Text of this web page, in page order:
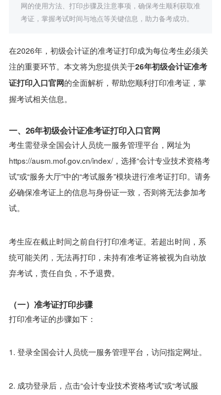
网的使用方法、打印步骤及注意事项，确保考生顺利获取准
考证，掌握考试时间与地点等关键信息，助力备考成功。
在2026年，初级会计证的准考证打印成为每位考生必须关
注的重要环节。本文将为您提供关于26年初级会计证准考
证打印入口官网的全面解析，帮助您顺利打印准考证，掌
握考试相关信息。
一、26年初级会计证准考证打印入口官网
考生需登录全国会计人员统一服务管理平台，网址为
https://ausm.mof.gov.cn/index/，选择“会计专业技术资格考
试”或“服务大厅”中的“考试服务”模块进行准考证打印。请务
必确保准考证上的信息与身份证一致，否则将无法参加考
试。
考生应在截止时间之前自行打印准考证。若超出时间，系
统可能关闭，无法再打印，未持有准考证将被视为自动放
弃考试，责任自负，不予退费。
（一）准考证打印步骤
打印准考证的步骤如下：
1. 登录全国会计人员统一服务管理平台，访问指定网址。
2. 成功登录后，点击“会计专业技术资格考试”或“考试服